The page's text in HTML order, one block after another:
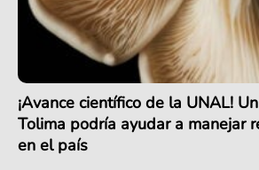
¡Avance científico de la UNAL!
Tolima podría ayudar a manejar
en el país